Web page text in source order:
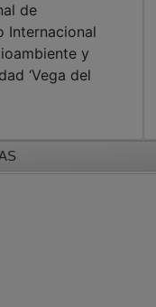
de
Internacional
y
‘Vega del